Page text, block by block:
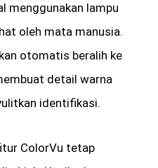
menggunakan lampu
oleh mata manusia.
otomatis beralih ke
detail warna
identifikasi.
ColorVu tetap